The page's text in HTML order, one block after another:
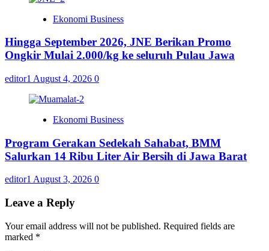
Ekonomi Business
Hingga September 2026, JNE Berikan Promo
Ongkir Mulai 2.000/kg ke seluruh Pulau Jawa
editor1 August 4, 2026 0
Ekonomi Business
Program Gerakan Sedekah Sahabat, BMM
Salurkan 14 Ribu Liter Air Bersih di Jawa Barat
editor1 August 3, 2026 0
Leave a Reply
Your email address will not be published. Required fields are
marked *